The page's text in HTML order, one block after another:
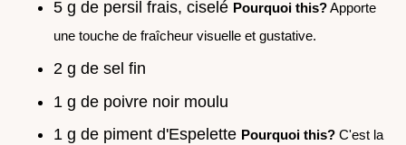
5 g de persil frais, ciselé Pourquoi this?Apporte
une touche de fraîcheur visuelle et gustative.
2 g de sel fin
1 g de poivre noir moulu
1 g de piment d'Espelette Pourquoi this? C'est la